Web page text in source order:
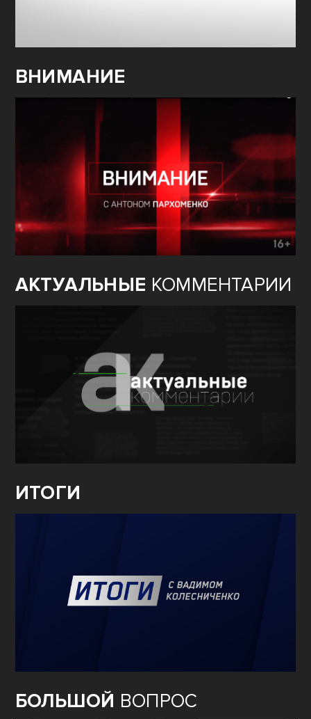
ВНИМАНИЕ
АКТУАЛЬНЫЕ КОММЕНТАРИИ
ИТОГИ
БОЛЬШОЙ ВОПРОС